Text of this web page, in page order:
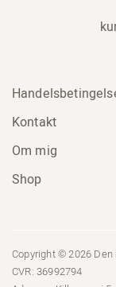
Kontakt
Om mig
Shop
Copyright © 2026 Den
CVR: 36992794